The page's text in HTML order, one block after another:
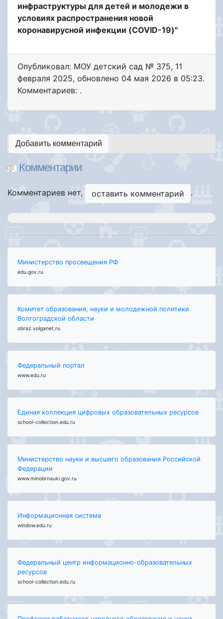
инфраструктуры для детей и молодежи в
условиях распространения новой
коронавирусной инфекции (COVID-19)"
Опубликовал: МОУ детский сад № 375, 11
февраля 2025, обновлено 04 мая 2026 в 05:23.
Комментариев: .
Добавить комментарий
Комментарии
Комментариев нет, оставить комментарий .
Министерство просвещения РФ
edu.gov.ru
Комитет образования, науки и молодежной политики
Волгоградской области
obraz.volganet.ru
Федеральный портал
www.edu.ru
Единая коллекция цифровых образовательных ресурсов
school-collection.edu.ru
Министерство науки и высшего образования Российской
Федерации
www.minobrnauki.gov.ru
Информационная система
window.edu.ru
Федеральный центр информационно-образовательных
ресурсов
school-collection.edu.ru